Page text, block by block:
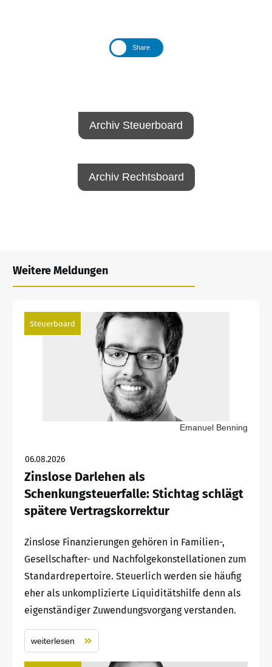
Share
Archiv Steuerboard
Archiv Rechtsboard
Weitere Meldungen
Steuerboard
Emanuel Benning
06.08.2026
Zinslose Darlehen als
Schenkungsteuerfalle: Stichtag schlägt
spätere Vertragskorrektur
Zinslose Finanzierungen gehören in Familien-,
Gesellschafter- und Nachfolgekonstellationen zum
Standardrepertoire. Steuerlich werden sie häufig
eher als unkomplizierte Liquiditätshilfe denn als
eigenständiger Zuwendungsvorgang verstanden.
weiterlesen